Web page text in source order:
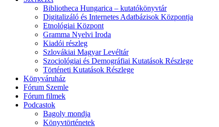
Bibliotheca Hungarica – kutatókönyvtár
Digitalizáló és Internetes Adatbázisok Központja
Etnológiai Központ
Gramma Nyelvi Iroda
Kiadói részleg
Szlovákiai Magyar Levéltár
Szociológiai és Demográfiai Kutatások Részlege
Történeti Kutatások Részlege
Könyváruház
Fórum Szemle
Fórum filmek
Podcastok
Bagoly mondja
Könyvtörténetek